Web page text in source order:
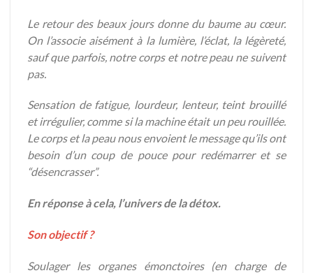
Le retour des beaux jours donne du baume au cœur.
On l’associe aisément à la lumière, l’éclat, la légèreté,
sauf que parfois, notre corps et notre peau ne suivent
pas.
Sensation de fatigue, lourdeur, lenteur, teint brouillé
et irrégulier, comme si la machine était un peu rouillée.
Le corps et la peau nous envoient le message qu’ils ont
besoin d’un coup de pouce pour redémarrer et se
“désencrasser”.
En réponse à cela, l’univers de la détox.
Son objectif ?
Soulager les organes émonctoires (en charge de